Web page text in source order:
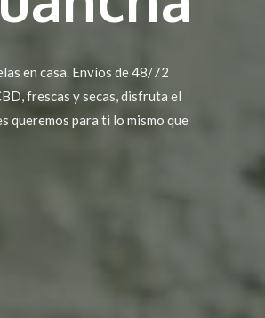
en casa. Envíos de 48/72
frescas y secas, disfruta el
queremos para ti lo mismo que